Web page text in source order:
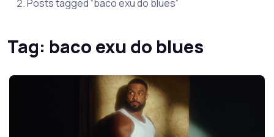
Posts tagged “baco exu do blues”
Tag: baco exu do blues